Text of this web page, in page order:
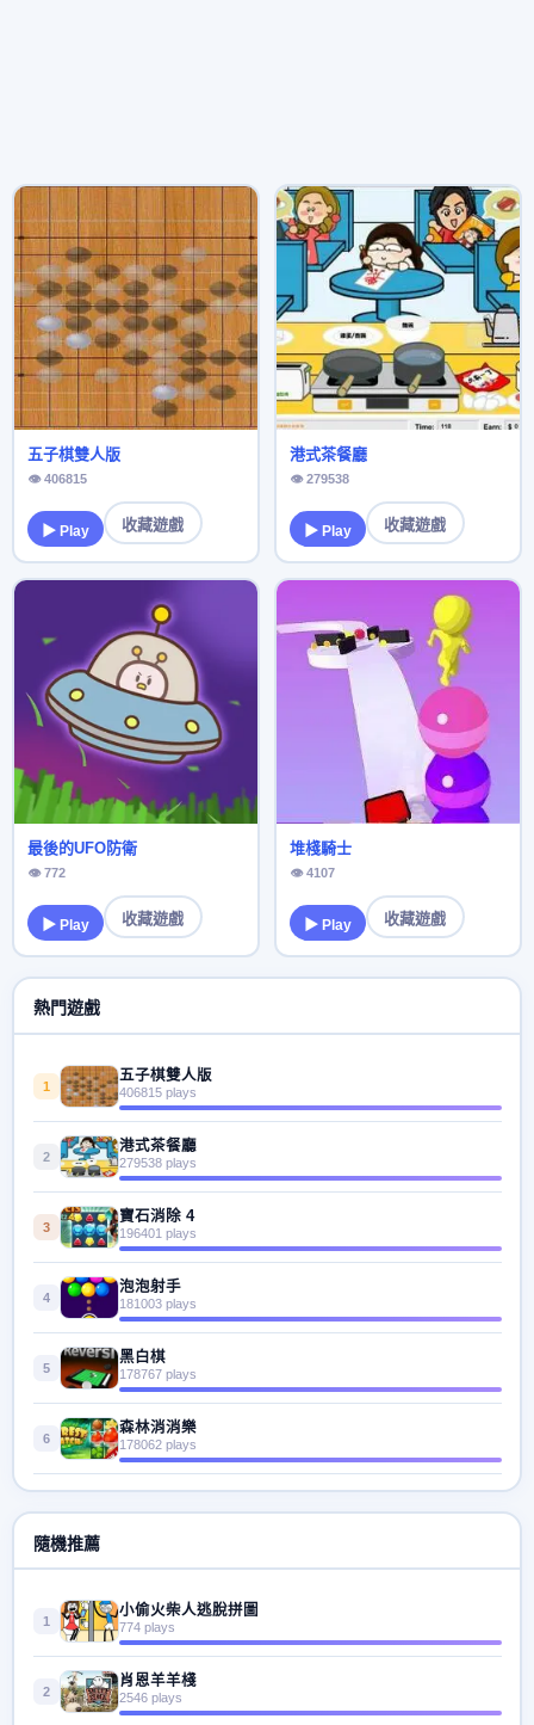
五子棋雙人版
👁 406815
▶ Play 收藏遊戲
港式茶餐廳
👁 279538
▶ Play 收藏遊戲
最後的UFO防衛
👁 772
▶ Play 收藏遊戲
堆棧騎士
👁 4107
▶ Play 收藏遊戲
熱門遊戲
1
五子棋雙人版
406815 plays
2
港式茶餐廳
279538 plays
3
寶石消除 4
196401 plays
4
泡泡射手
181003 plays
5
黑白棋
178767 plays
6
森林消消樂
178062 plays
隨機推薦
1
小偷火柴人逃脫拼圖
774 plays
2
肖恩羊羊棧
2546 plays